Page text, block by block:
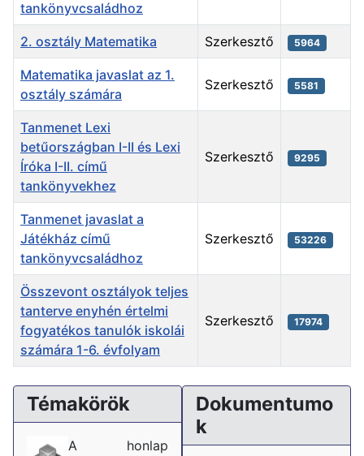
tankönyvcsaládhoz
2. osztály Matematika Szerkesztő 5964
Matematika javaslat az 1.
osztály számára
Szerkesztő 5581
Tanmenet Lexi
betűországban I-II és Lexi
Íróka I-II. című
tankönyvekhez
Szerkesztő 9295
Tanmenet javaslat a
Játékház című
tankönyvcsaládhoz
Szerkesztő 53226
Összevont osztályok teljes
tanterve enyhén értelmi
fogyatékos tanulók iskolái
számára 1-6. évfolyam
Szerkesztő 17974
Témakörök
A honlap
Dokumentumo
k